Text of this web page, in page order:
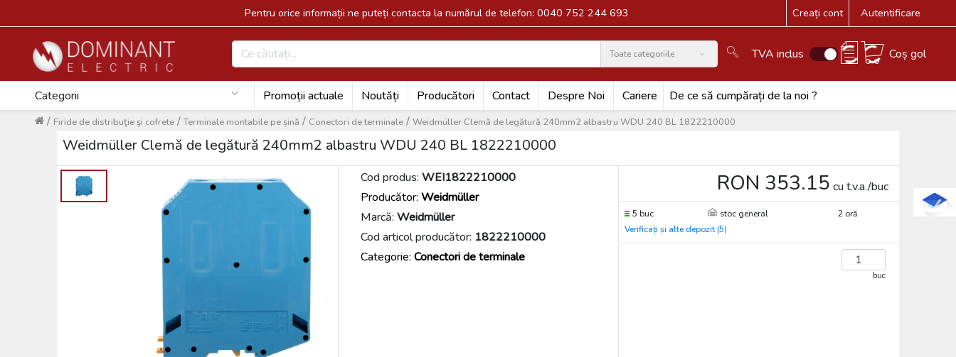
Pentru orice informații ne puteți contacta la numărul de telefon: 0040 752 244 693 Creați cont Autentificare
Toate categoriile
Search TVA inclus Coș gol
Categorii Promoții actuale Noutăți Producători Contact Despre Noi Cariere De ce să cumpărați de la noi ?
Weidmüller Clemă de legătură 240mm2 albastru WDU 240 BL 1822210000
/
Conectori de terminale
/
Terminale montabile pe șină
/
Firide de distribuţie şi cofrete
/
Weidmüller Clemă de legătură 240mm2 albastru WDU 240 BL 1822210000
Cod produs: WEI1822210000
Producător: Weidmüller
Marcă: Weidmüller
Cod articol producător: 1822210000
Categorie: Conectori de terminale
RON 353.15 cu t.v.a./buc
5 buc stoc general
2 oră
Verificați și alte depozit (5)
buc